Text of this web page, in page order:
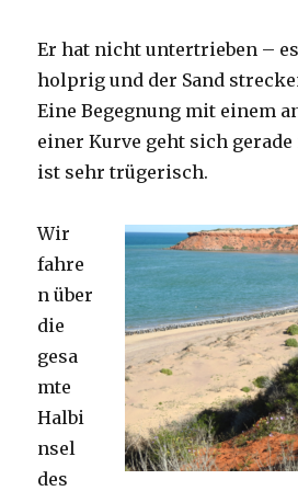
Er hat nicht untertrieben –
holprig und der Sand
Eine Begegnung mit einem
einer Kurve geht sich gerade
ist sehr trügerisch.
Wir
fahre
n über
die
gesa
mte
Halbi
nsel
des